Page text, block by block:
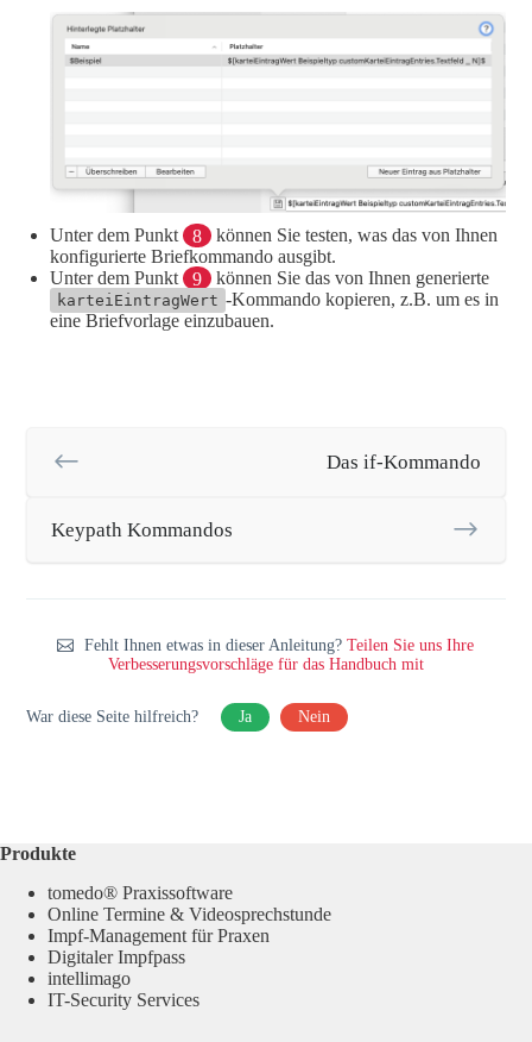
Unter dem Punkt 8
können Sie testen, was das von Ihnen
konfigurierte Briefkommando ausgibt.
Unter dem Punkt
9 können Sie das von Ihnen generierte
karteiEintragWert -Kommando kopieren, z.B. um es in
eine Briefvorlage einzubauen.
Das if-Kommando
Keypath Kommandos
Fehlt Ihnen etwas in dieser Anleitung?Teilen Sie uns Ihre
Verbesserungsvorschläge für das Handbuch mit
War diese Seite hilfreich? Ja Nein
Produkte
tomedo® Praxissoftware
Online Termine & Videosprechstunde
Impf-Management für Praxen
Digitaler Impfpass
intellimago
IT-Security Services